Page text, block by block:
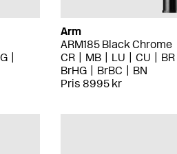
Arm
ARM185 Black Chrome
CR
MB LU CU BR
BrHG
BrBC
BN
Pris 8995 kr